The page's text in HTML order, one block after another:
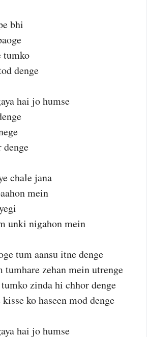
bhi
tumko
denge
hai jo humse
chale jana
mein
unki nigahon mein
tum aansu itne denge
tumhare zehan mein utrenge
zinda hi chhor denge
ko haseen mod denge
hai jo humse